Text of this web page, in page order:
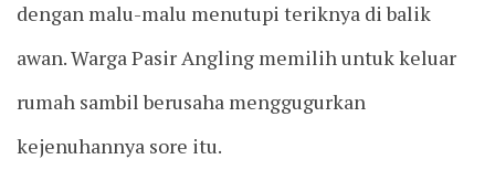
dengan malu-malu menutupi teriknya di balik
awan. Warga Pasir Angling memilih untuk keluar
rumah sambil berusaha menggugurkan
kejenuhannya sore itu.